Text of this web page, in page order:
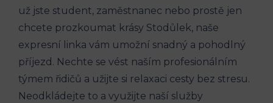
už jste student, zaměstnanec nebo prostě jen
chcete prozkoumat krásy Stodůlek,⁣ naše
expresní linka vám umožní snadný a‌ pohodlný
příjezd. Nechte⁤ se ⁤vést naším profesionálním
týmem řidičů a užijte si relaxaci cesty‍ bez stresu.
Neodkládejte to a využijte naší služby